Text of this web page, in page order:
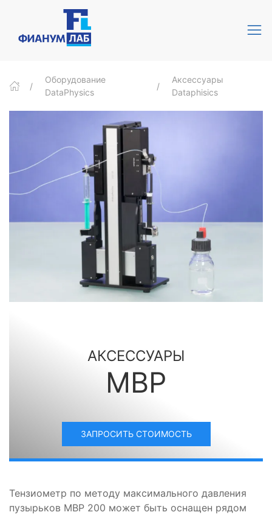
Оборудование
DataPhysics
Аксессуары
Dataphisics
АКСЕССУАРЫ
MBP
ЗАПРОСИТЬ СТОИМОСТЬ
Тензиометр по методу максимального давления
пузырьков MBP 200 может быть оснащен рядом